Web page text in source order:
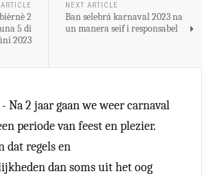
2
5 di
2023
NEXT ARTICLE
Ban selebrá karnaval 2023 na
un manera seif i responsabel
- Na 2 jaar gaan we weer carnaval
periode van feest en plezier.
dat regels en
dan soms uit het oog